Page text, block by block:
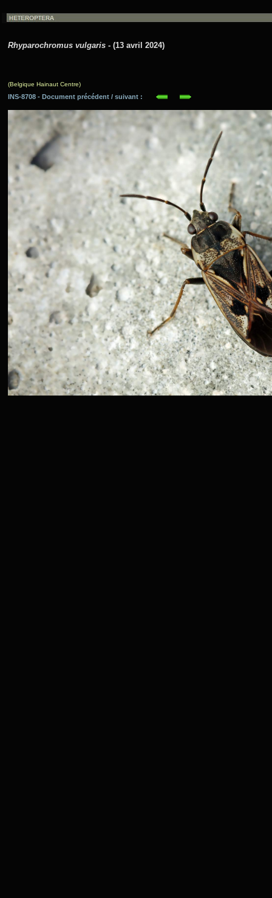
Rhyparochromus vulgaris - (13 avril 2024)
(Belgique Hainaut Centre)
INS-8708 - Document précédent / suivant :